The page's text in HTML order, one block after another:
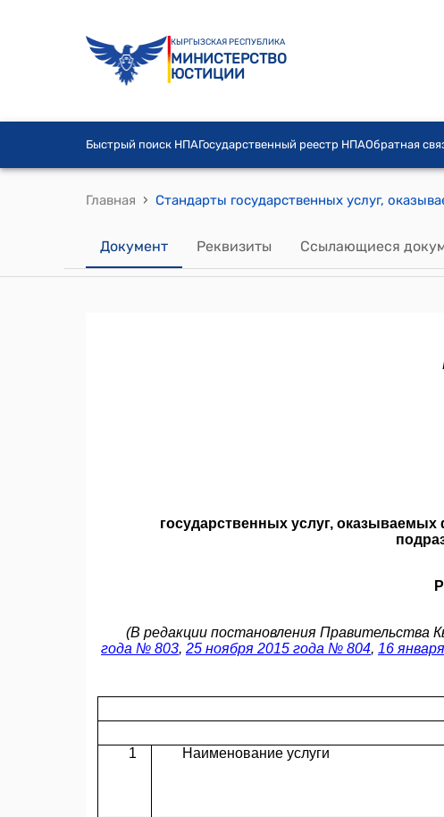
КЫРГЫЗСКАЯ РЕСПУБЛИКА
МИНИСТЕРСТВО
ЮСТИЦИИ
Быстрый поиск НПАГосударственный реестр НПАОбратная
Главная ›
Документ Реквизиты Ссылающиеся